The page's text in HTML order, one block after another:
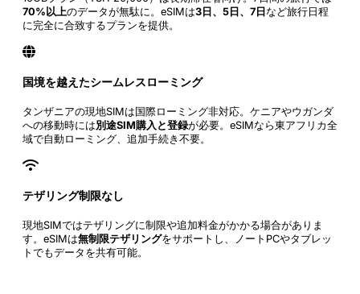
70%以上のデータが無駄に。eSIMは3日、5日、7日 など旅行日程
に完全に合致するプランを提供。
国境を越えたシームレスローミング
タンザニアの現地SIMは国際ローミング非対応。ケニアやウガンダ
への移動時には別途SIM購入と登録が必要。eSIMなら東アフリカ全
域で自動ローミング、追加手続き不要。
テザリング制限なし
現地SIMではテザリングに制限や追加料金がかかる場合がありま
す。eSIMは無制限テザリングをサポートし、ノートPCやタブレッ
トでもデータを共有可能。